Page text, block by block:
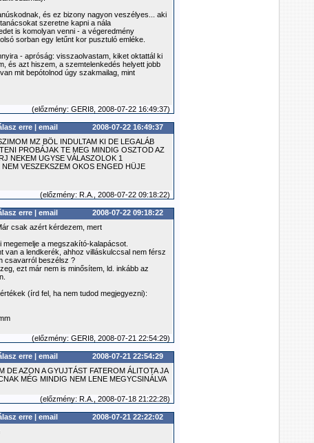
és ez bizony nagyon veszélyes... aki
szeretne kapni a nála
is komolyan venni - a végeredmény
sorban egy letűnt kor pusztuló emléke.
- apróság: visszaolvastam, kiket oktattál ki
és azt hiszem, a szemtelenkedés helyett jobb
mit bepótolnod úgy szakmailag, mint
(előzmény: GERI8, 2008-07-22 16:49:37)
erre | email
2008-07-22 16:49:37
MZ BÖL INDULTAM KI DE LEGALÁB
PROBÁJAK TE MEG MINDIG OSZTOD AZ
NEKEM UGYSE VÁLASZOLOK 1
VESZEKSZEM OKOS ENGED HÜJE
(előzmény: R.A., 2008-07-22 09:18:22)
erre | email
2008-07-22 09:18:22
csak azért kérdezem, mert
a megszakító-kalapácsot.
van a lendkerék, ahhoz villáskulccsal nem férsz
csavarról beszélsz ?
ezt már nem is minősítem, ld. inkább az
(írd fel, ha nem tudod megjegyezni):
(előzmény: GERI8, 2008-07-21 22:54:29)
erre | email
2008-07-21 22:54:29
DE AZON A GYUJTÁST FATEROM ÁLITOTA JA
MÉG MINDIG NEM LENE MEGYCSINÁLVA
(előzmény: R.A., 2008-07-18 21:22:28)
erre | email
2008-07-21 22:22:02